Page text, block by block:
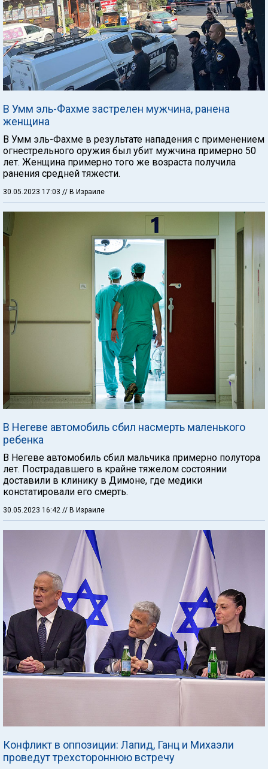
В Умм эль-Фахме застрелен мужчина, ранена
женщина
В Умм эль-Фахме в результате нападения с применением
огнестрельного оружия был убит мужчина примерно 50
лет. Женщина примерно того же возраста получила
ранения средней тяжести.
30.05.2023 17:03 // В Израиле
В Негеве автомобиль сбил насмерть маленького
ребенка
В Негеве автомобиль сбил мальчика примерно полутора
лет. Пострадавшего в крайне тяжелом состоянии
доставили в клинику в Димоне, где медики
констатировали его смерть.
30.05.2023 16:42 // В Израиле
Конфликт в оппозиции: Лапид, Ганц и Михаэли
проведут трехстороннюю встречу